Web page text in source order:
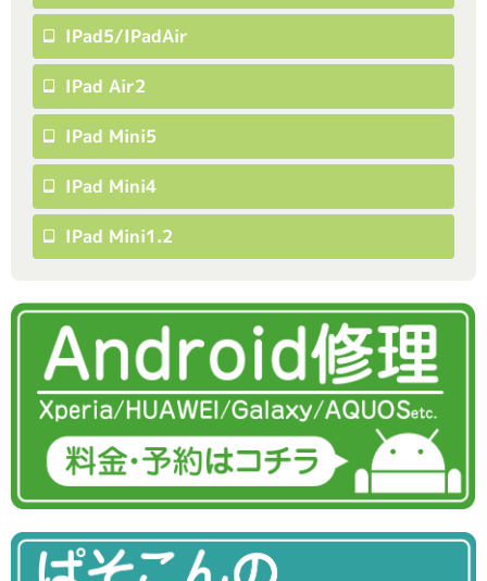
IPad5/iPadAir
IPad Air2
IPad Mini5
IPad Mini4
IPad Mini1.2